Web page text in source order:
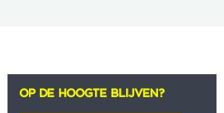
OP DE HOOGTE BLIJVEN?
OP DE HOOGTE BLIJVEN?